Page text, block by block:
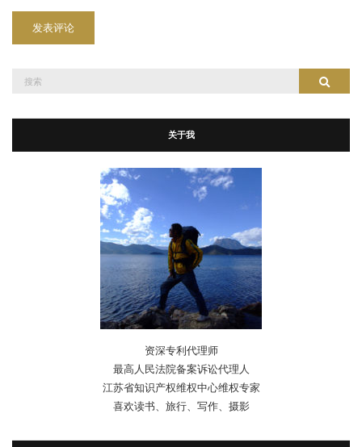
搜索
关于我
资深专利代理师
最高人民法院备案诉讼代理人
江苏省知识产权维权中心维权专家
喜欢读书、旅行、写作、摄影